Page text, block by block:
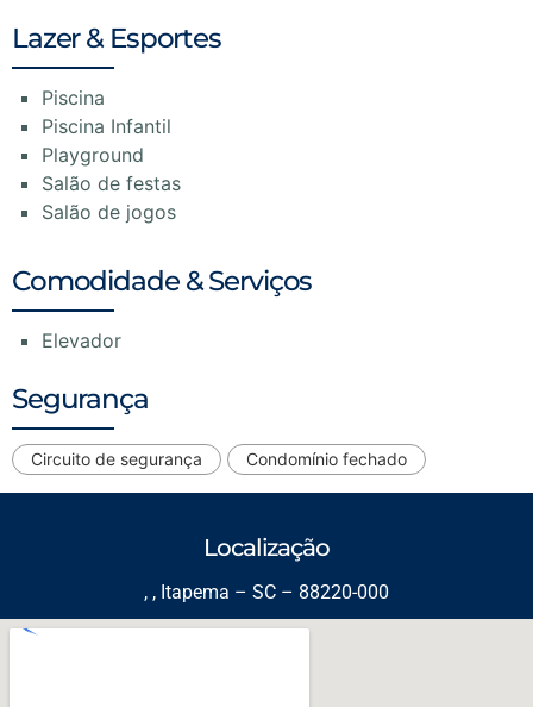
Lazer & Esportes
Piscina
Piscina Infantil
Playground
Salão de festas
Salão de jogos
Comodidade & Serviços
Elevador
Segurança
Circuito de segurança Condomínio fechado
Localização
, , Itapema – SC – 88220-000